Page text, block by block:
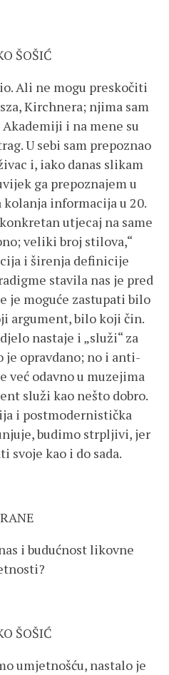
ŠOŠIĆ
Ali ne mogu preskočiti
Kirchnera; njima sam
i na mene su
U sebi sam prepoznao
i, iako danas slikam
ga prepoznajem u
kolanja informacija u 20.
utjecaj na same
veliki broj stilova,“
i širenja definicije
stavila nas je pred
je moguće zastupati bilo
argument, bilo koji čin.
nastaje i „služi“ za
je opravdano; no i anti-
već odavno u muzejima
služi kao nešto dobro.
i postmodernistička
budimo strpljivi, jer
svoje kao i do sada.
i budućnost likovne
ŠOŠIĆ
umjetnošću, nastalo je